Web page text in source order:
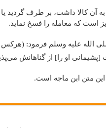
آن کالا داشت، بر طرف گردید
است که معامله را فسخ نماید.
الله علیه وسلم فرمود: (هرکس
[پشیمانی او را] از گناهانش